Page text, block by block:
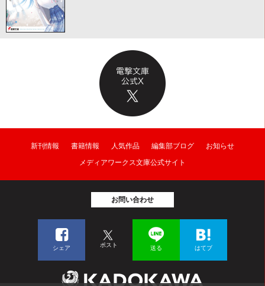
新刊情報 書籍情報 人気作品 編集部ブログ
お知らせ
メディアワークス文庫公式サイト
お問い合わせ
シェア ポスト 送る はてブ